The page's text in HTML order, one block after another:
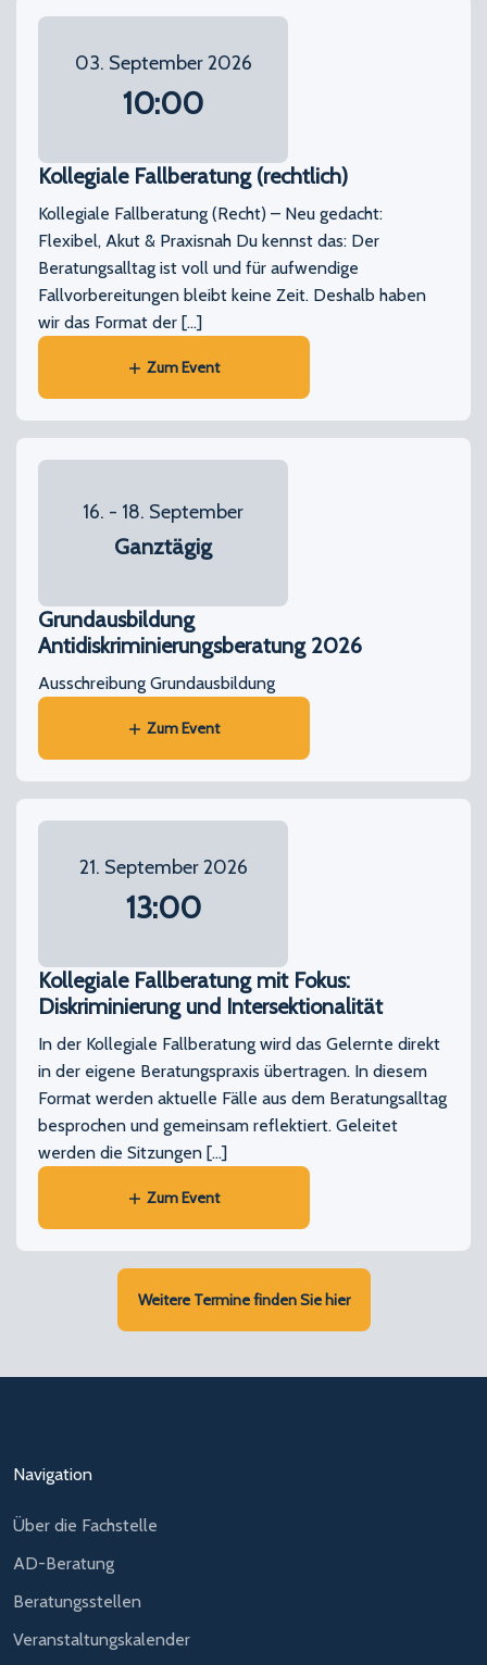
03. September 2026
10:00
Kollegiale Fallberatung (rechtlich)
Kollegiale Fallberatung (Recht) – Neu gedacht:
Flexibel, Akut & Praxisnah Du kennst das: Der
Beratungsalltag ist voll und für aufwendige
Fallvorbereitungen bleibt keine Zeit. Deshalb haben
wir das Format der […]
Zum Event
16. - 18. September
Ganztägig
Grundausbildung
Antidiskriminierungsberatung 2026
Ausschreibung Grundausbildung
Zum Event
21. September 2026
13:00
Kollegiale Fallberatung mit Fokus:
Diskriminierung und Intersektionalität
In der Kollegiale Fallberatung wird das Gelernte direkt
in der eigene Beratungspraxis übertragen. In diesem
Format werden aktuelle Fälle aus dem Beratungsalltag
besprochen und gemeinsam reflektiert. Geleitet
werden die Sitzungen […]
Zum Event
Weitere Termine finden Sie hier
Navigation
Über die Fachstelle
AD-Beratung
Beratungsstellen
Veranstaltungskalender